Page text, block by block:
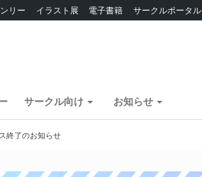
リー イラスト展 電子書籍 サークルポータル
サークル向け お知らせ
終了のお知らせ